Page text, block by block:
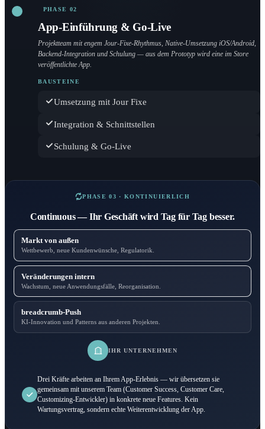
PHASE 02
App-Einführung & Go-Live
Projektteam mit engem Jour-Fixe-Rhythmus, Native-Umsetzung iOS/Android,
Backend-Integration und Schulung — aus dem Prototyp wird eine im Store
veröffentlichte App.
BAUSTEINE
Umsetzung mit Jour Fixe
Integration & Schnittstellen
Schulung & Go-Live
PHASE 03 · KONTINUIERLICH
Continuous — Ihr Geschäft wird Tag für Tag besser.
Markt von außen
Wettbewerb, neue Kundenwünsche, Regulatorik.
Veränderungen intern
Wachstum, neue Anwendungsfälle, Reorganisation.
breadcrumb-Push
KI-Innovation und Patterns aus anderen Projekten.
IHR UNTERNEHMEN
Drei Kräfte arbeiten an Ihrem App-Erlebnis — wir übersetzen sie
gemeinsam mit unserem Team (Customer Success, Customer Care,
Customizing-Entwickler) in konkrete neue Features. Kein
Wartungsvertrag, sondern echte Weiterentwicklung der App.